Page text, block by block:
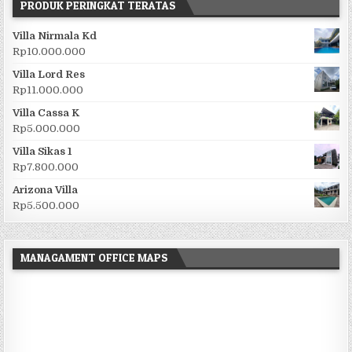
PRODUK PERINGKAT TERATAS
Villa Nirmala Kd
Rp10.000.000
Villa Lord Res
Rp11.000.000
Villa Cassa K
Rp5.000.000
Villa Sikas 1
Rp7.800.000
Arizona Villa
Rp5.500.000
MANAGAMENT OFFICE MAPS